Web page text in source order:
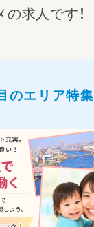
求人です！
のエリア特集